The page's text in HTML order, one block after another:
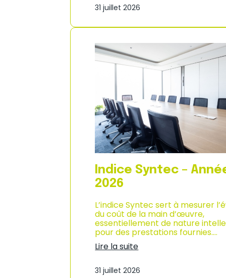
M
r
i
i
q
–
A
n
n
é
e
2
2
n
i
e
d
u
m
a
t
d
e
s
a
f
f
r
e
s
d
a
n
l
e
31 juillet 2026
Indice Syntec –
2026
L’indice Syntec sert à mesurer
du coût de la main d’œuvre,
essentiellement de nature
pour des prestations fournies.…
Lire la suite
n
31 juillet 2026